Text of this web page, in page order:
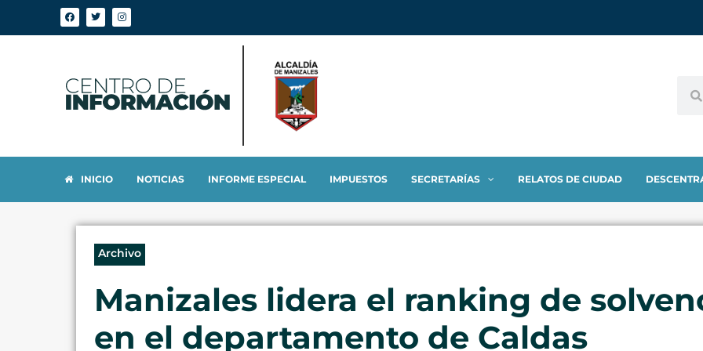
INICIO NOTICIAS INFORME ESPECIAL IMPUESTOS SECRETARÍAS RELATOS DE CIUDAD
Archivo
Manizales lidera el ranking de
en el departamento de Caldas